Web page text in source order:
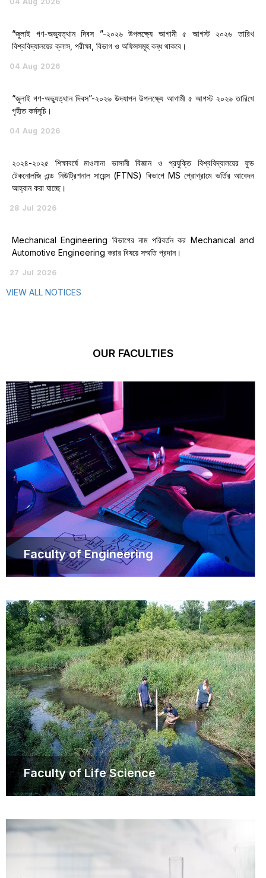
“জুলাই গণ-অভ্যুত্থান দিবস ”-২০২৬ উপলক্ষ্যে আগামী ৫ আগস্ট ২০২৬ তারিখ
বিশ্ববিদ্যালয়ের ক্লাস, পরীক্ষা, বিভাগ ও অফিসসমূহ বন্ধ থাকবে।
04 Aug 2026
“জুলাই গণ-অভ্যুত্থান দিবস”-২০২৬ উদযাপন উপলক্ষ্যে আগামী ৫ আগস্ট ২০২৬ তারিখে
গৃহীত কর্মসূচি।
04 Aug 2026
২০২৪-২০২৫ শিক্ষাবর্ষে মাওলানা ভাসানী বিজ্ঞান ও প্রযুক্তি বিশ্ববিদ্যালয়ের ফুড
টেকনোলজি এন্ড নিউট্রিশনাল সায়েন্স (FTNS) বিভাগে MS প্রোগ্রামে ভর্তির আবেদন
আহ্বান করা যাচ্ছে।
28 Jul 2026
Mechanical Engineering বিভাগের নাম পরিবর্তন কর Mechanical and
Automotive Engineering করার বিষয়ে সম্মতি প্রদান।
27 Jul 2026
VIEW ALL NOTICES
OUR FACULTIES
Faculty of Engineering
Faculty of Life Science